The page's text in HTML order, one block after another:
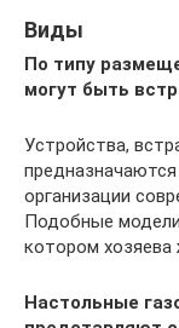
Виды
По типу
могут быть
Устройства,
организации
Подобные
котором хозяева
Настольные